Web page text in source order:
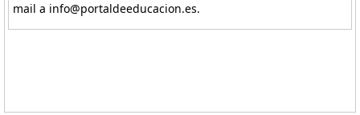
mail a info@portaldeeducacion.es.